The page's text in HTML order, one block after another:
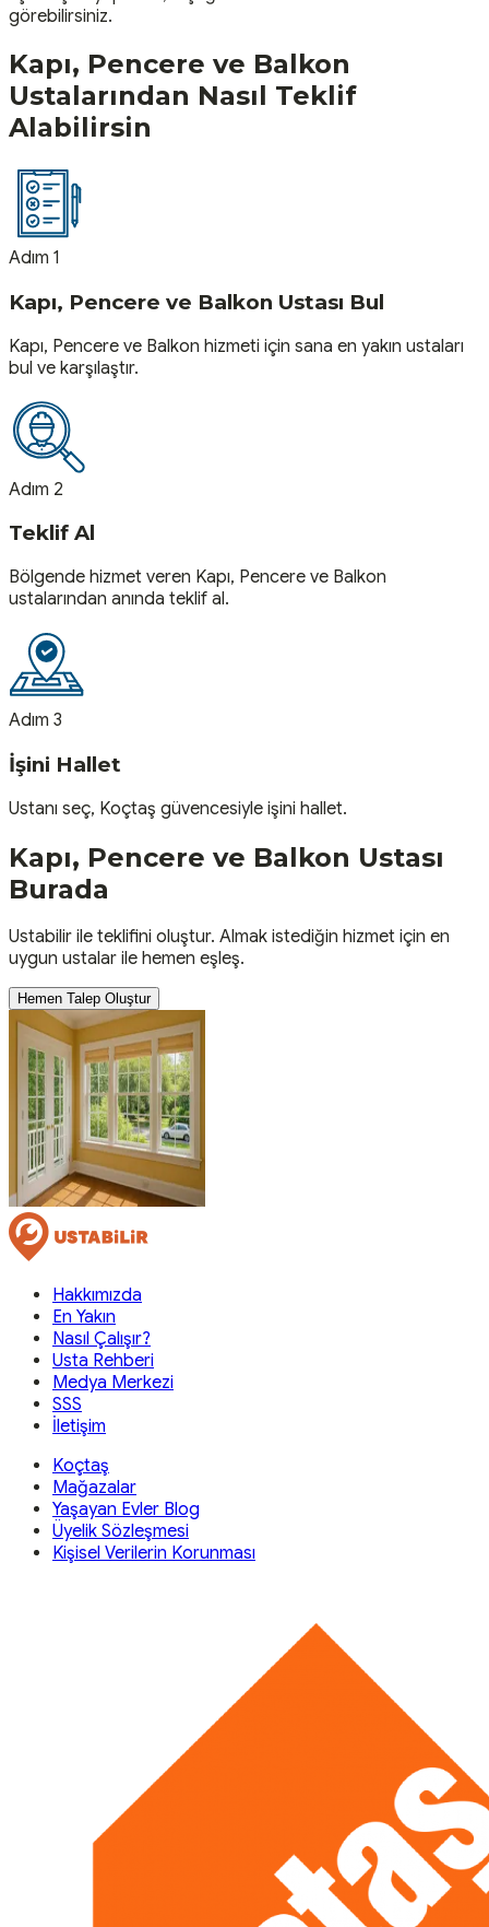
görebilirsiniz.
Kapı, Pencere ve Balkon
Ustalarından Nasıl Teklif
Alabilirsin
Adım 1
Kapı, Pencere ve Balkon Ustası Bul
Kapı, Pencere ve Balkon hizmeti için sana en yakın ustaları
bul ve karşılaştır.
Adım 2
Teklif Al
Bölgende hizmet veren Kapı, Pencere ve Balkon
ustalarından anında teklif al.
Adım 3
İşini Hallet
Ustanı seç, Koçtaş güvencesiyle işini hallet.
Kapı, Pencere ve Balkon Ustası
Burada
Ustabilir ile teklifini oluştur. Almak istediğin hizmet için en
uygun ustalar ile hemen eşleş.
Hemen Talep Oluştur
Hakkımızda
En Yakın
Nasıl Çalışır?
Usta Rehberi
Medya Merkezi
SSS
İletişim
Koçtaş
Mağazalar
Yaşayan Evler Blog
Üyelik Sözleşmesi
Kişisel Verilerin Korunması